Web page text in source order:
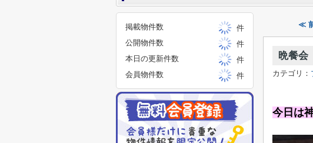
≪
晩餐会
カテゴリ：
今日は
掲載物件数
件
公開物件数
件
本日の更新件数
件
会員物件数
件